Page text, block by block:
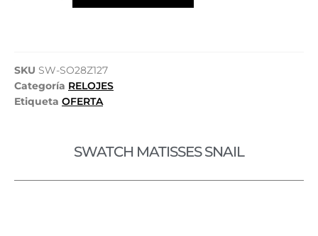
SKU SW-SO28Z127
Categoría RELOJES
Etiqueta OFERTA
SWATCH MATISSES SNAIL